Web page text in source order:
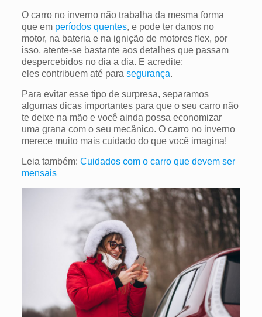
O carro no inverno não trabalha da mesma forma
que em períodos quentes, e pode ter danos no
motor, na bateria e na ignição de motores flex, por
isso, atente-se bastante aos detalhes que passam
despercebidos no dia a dia. E acredite:
eles contribuem até para segurança.
Para evitar esse tipo de surpresa, separamos
algumas dicas importantes para que o seu carro não
te deixe na mão e você ainda possa economizar
uma grana com o seu mecânico. O carro no inverno
merece muito mais cuidado do que você imagina!
Leia também: Cuidados com o carro que devem ser
mensais